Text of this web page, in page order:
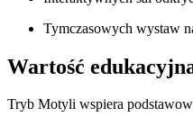
Tymczasowych wystaw
Wartość
Tryb Motyli wspiera